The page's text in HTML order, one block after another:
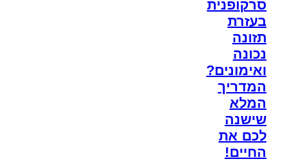
סרקופנית
בעזרת
תזונה
נכונה
ואימונים?
המדריך
המלא
שישנה
לכם את
החיים!